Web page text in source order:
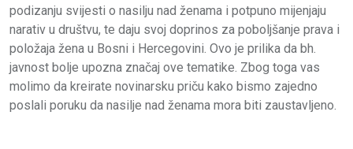
podizanju svijesti o nasilju nad ženama i potpuno mijenjaju
narativ u društvu, te daju svoj doprinos za poboljšanje prava i
položaja žena u Bosni i Hercegovini. Ovo je prilika da bh.
javnost bolje upozna značaj ove tematike. Zbog toga vas
molimo da kreirate novinarsku priču kako bismo zajedno
poslali poruku da nasilje nad ženama mora biti zaustavljeno.